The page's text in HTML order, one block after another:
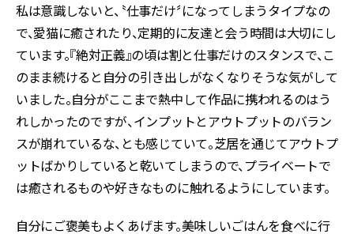
私は意識しないと、〝仕事だけ〞になってしまうタイプなの
で、愛猫に癒されたり、定期的に友達と会う時間は大切にし
ています。『絶対正義』の頃は割と仕事だけのスタンスで、こ
のまま続けると自分の引き出しがなくなりそうな気がして
いました。自分がここまで熱中して作品に携われるのはう
れしかったのですが、インプットとアウトプットのバラン
スが崩れているな、とも感じていて。芝居を通じてアウトプ
ットばかりしていると乾いてしまうので、プライベートで
は癒されるものや好きなものに触れるようにしています。
自分にご褒美もよくあげます。美味しいごはんを食べに行